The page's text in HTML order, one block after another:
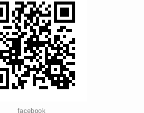
facebook